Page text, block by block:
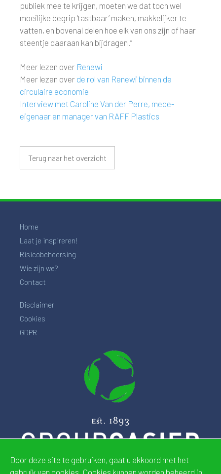
Door deze site te gebruiken, gaat u akkoord met het
gebruik van cookies. Cookies kunnen worden beheerd in
publiek mee te krijgen, moeten we dat toch wel
moeilijke begrip ‘tastbaar’ maken, makkelijker te
vatten, en bovenal delen hoe elk van ons zijn of haar
steentje daaraan kan bijdragen.”
Meer lezen over Renewi
Meer lezen over de rol van Renewi binnen de
circulaire economie
Interview met Caroline Van der Perre, mede-
eigenaar en manager van RAFF Plastics
Terug naar het overzicht
Home
Laat je inspireren!
Risicobeheersing
Wie zijn we?
Contact
Disclaimer
Cookies
GDPR